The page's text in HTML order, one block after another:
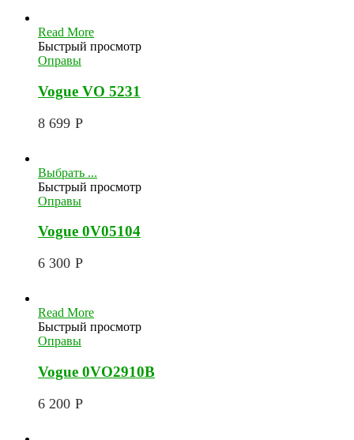
Read More
Быстрый просмотр
Оправы
Vogue VO 5231
8 699 Р
Выбрать ...
Быстрый просмотр
Оправы
Vogue 0V05104
6 300 Р
Read More
Быстрый просмотр
Оправы
Vogue 0VO2910B
6 200 Р